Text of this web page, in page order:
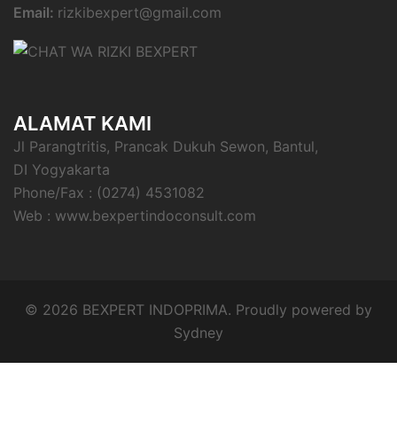
Email: rizkibexpert@gmail.com
ALAMAT KAMI
Jl Parangtritis, Prancak Dukuh Sewon, Bantul,
DI Yogyakarta
Phone/Fax : (0274) 4531082
Web : www.bexpertindoconsult.com
© 2026 BEXPERT INDOPRIMA. Proudly powered by
Sydney